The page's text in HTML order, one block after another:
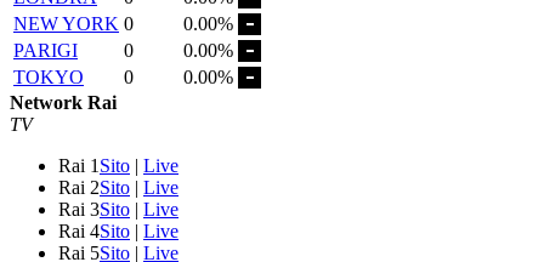
NEW YORK 0
0.00%
PARIGI
0
0.00%
TOKYO
0
0.00%
Network Rai
TV
Rai 1 Sito | Live
Rai 2Sito | Live
Rai 3Sito | Live
Rai 4Sito | Live
Rai 5Sito | Live